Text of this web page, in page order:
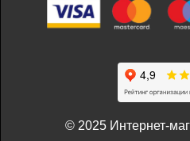
© 2025 Интернет-